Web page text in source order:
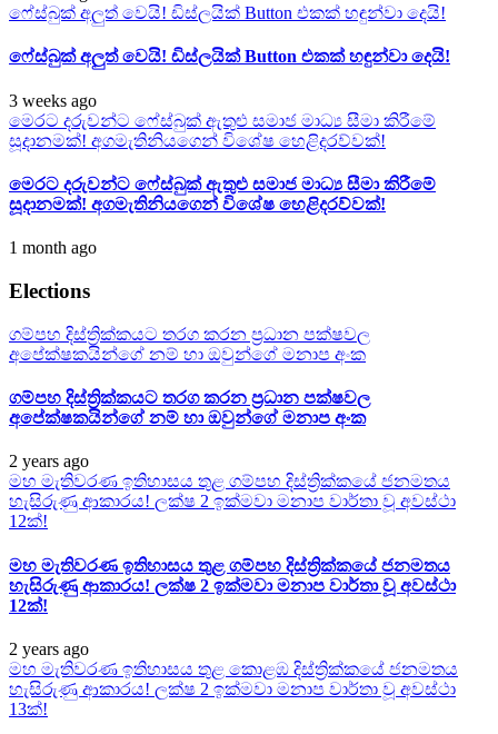
ෆේස්බුක් අලුත් වෙයි! ඩිස්ලයික් Button එකක් හඳුන්වා දෙයි!
ෆේස්බුක් අලුත් වෙයි! ඩිස්ලයික් Button එකක් හඳුන්වා දෙයි!
3 weeks ago
මෙරට දරුවන්ට ෆේස්බුක් ඇතුළු සමාජ මාධ්‍ය සීමා කිරීමේ
සූදානමක්! අගමැතිනියගෙන් විශේෂ හෙළිදරව්වක්!
මෙරට දරුවන්ට ෆේස්බුක් ඇතුළු සමාජ මාධ්‍ය සීමා කිරීමේ
සූදානමක්! අගමැතිනියගෙන් විශේෂ හෙළිදරව්වක්!
1 month ago
Elections
ගම්පහ දිස්ත්‍රික්කයට තරග කරන ප්‍රධාන පක්ෂවල
අපේක්ෂකයින්ගේ නම් හා ඔවුන්ගේ මනාප අංක
ගම්පහ දිස්ත්‍රික්කයට තරග කරන ප්‍රධාන පක්ෂවල
අපේක්ෂකයින්ගේ නම් හා ඔවුන්ගේ මනාප අංක
2 years ago
මහ මැතිවරණ ඉතිහාසය තුළ ගම්පහ දිස්ත්‍රික්කයේ ජනමතය
හැසිරුණු ආකාරය! ලක්ෂ 2 ඉක්මවා මනාප වාර්තා වූ අවස්ථා
12ක්!
මහ මැතිවරණ ඉතිහාසය තුළ ගම්පහ දිස්ත්‍රික්කයේ ජනමතය
හැසිරුණු ආකාරය! ලක්ෂ 2 ඉක්මවා මනාප වාර්තා වූ අවස්ථා
12ක්!
2 years ago
මහ මැතිවරණ ඉතිහාසය තුළ කොළඹ දිස්ත්‍රික්කයේ ජනමතය
හැසිරුණු ආකාරය! ලක්ෂ 2 ඉක්මවා මනාප වාර්තා වූ අවස්ථා
13ක්!